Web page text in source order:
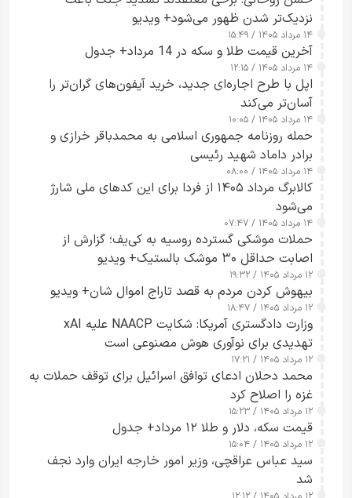
نزدیک‌تر شدن ظهور می‌شود+ ویدیو
۱۴ مرداد ۱۴۰۵ / ۱۵:۴۹
آخرین قیمت طلا و سکه در 14 مرداد+ جدول
۱۴ مرداد ۱۴۰۵ / ۱۲:۱۵
اپل با طرح اجاره‌ای جدید، خرید آیفون‌های گران‌تر را
آسان‌تر می‌کند
۱۴ مرداد ۱۴۰۵ / ۱۰:۰۵
حمله روزنامه جمهوری اسلامی به محمدباقر خرازی و
برادر داماد شهید رئیسی
۱۴ مرداد ۱۴۰۵ / ۰۸:۰۰
کالابرگ مرداد ۱۴۰۵ از فردا برای این کدهای ملی شارژ
می‌شود
۱۴ مرداد ۱۴۰۵ / ۰۷:۴۷
حملات موشکی گسترده روسیه به کی‌یف؛ گزارش از
اصابت حداقل ۳۰ موشک بالستیک+ ویدیو
۱۲ مرداد ۱۴۰۵ / ۱۹:۳۲
بیهوش کردن مردم به قصد تاراج اموال شان+ ویدیو
۱۲ مرداد ۱۴۰۵ / ۱۸:۴۷
وزارت دادگستری آمریکا: شکایت NAACP علیه xAI
تهدیدی برای نوآوری هوش مصنوعی است
۱۲ مرداد ۱۴۰۵ / ۱۷:۲۱
محمد دحلان ادعای توافق اسرائیل برای توقف حملات به
غزه را اصلاح کرد
۱۲ مرداد ۱۴۰۵ / ۱۵:۲۳
قیمت سکه، دلار و طلا ۱۲ مرداد+ جدول
۱۲ مرداد ۱۴۰۵ / ۱۵:۰۴
سید عباس عراقچی، وزیر امور خارجه ایران وارد نجف
شد